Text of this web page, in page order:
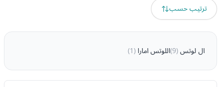
ترتيب حسب
ال لوتس(
9
)اللوتس امارا(
1
)